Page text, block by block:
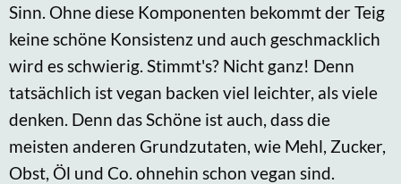
Sinn. Ohne diese Komponenten bekommt der Teig
keine schöne Konsistenz und auch geschmacklich
wird es schwierig. Stimmt's? Nicht ganz! Denn
tatsächlich ist vegan backen viel leichter, als viele
denken. Denn das Schöne ist auch, dass die
meisten anderen Grundzutaten, wie Mehl, Zucker,
Obst, Öl und Co. ohnehin schon vegan sind.